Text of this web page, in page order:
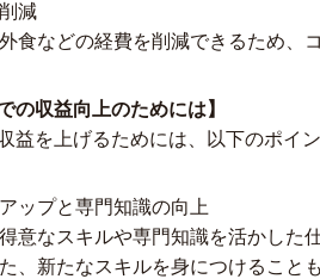
減
食などの経費を削減できるため、
の収益向上のためには】
益を上げるためには、以下のポイ
ップと専門知識の向上
意なスキルや専門知識を活かした
、新たなスキルを身につけること